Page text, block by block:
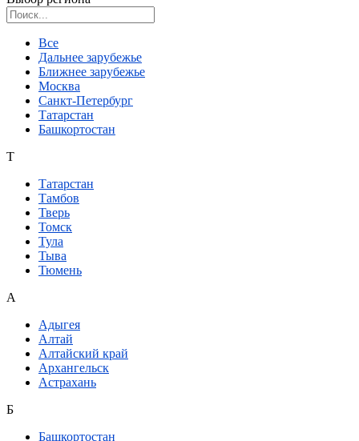
Все
Дальнее зарубежье
Ближнее зарубежье
Москва
Санкт-Петербург
Татарстан
Башкортостан
Т
Татарстан
Тамбов
Тверь
Томск
Тула
Тыва
Тюмень
А
Адыгея
Алтай
Алтайский край
Архангельск
Астрахань
Б
Башкортостан